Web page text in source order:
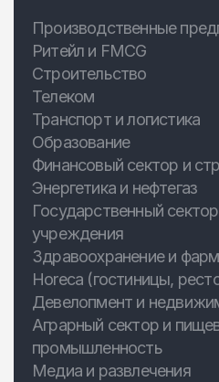
Производственные
Ритейл и FMCG
Строительство
Телеком
Транспорт и логистика
Образование
Финансовый сектор и
Энергетика и нефтегаз
Государственный
учреждения
Здравоохранение и
Horeca (гостиницы,
Девелопмент и
Аграрный сектор и
промышленность
Медиа и развлечения